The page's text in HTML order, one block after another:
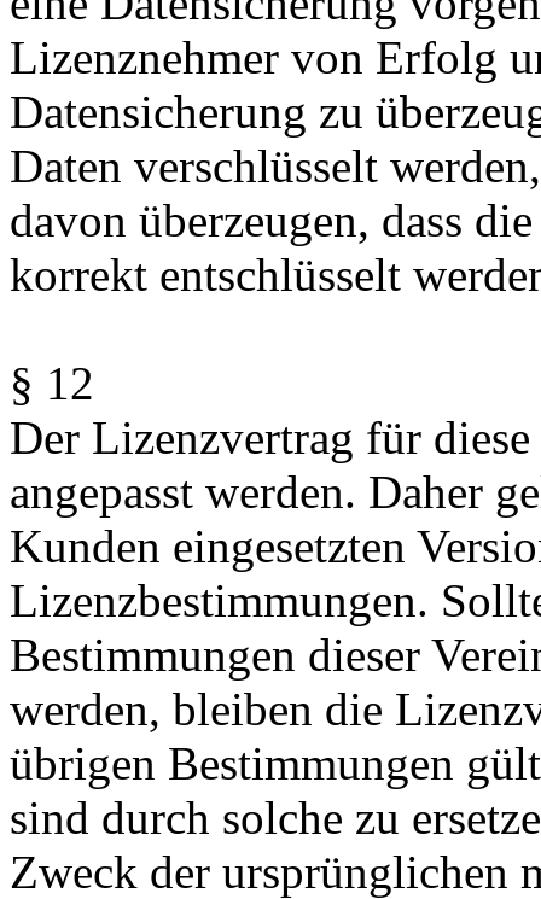
Lizenznehmer von Erfolg
Datensicherung zu
Daten verschlüsselt
davon überzeugen, dass
korrekt entschlüsselt
§ 12
Der Lizenzvertrag für
angepasst werden. Daher
Kunden eingesetzten
Lizenzbestimmungen.
Bestimmungen dieser
werden, bleiben die
übrigen Bestimmungen
sind durch solche zu
Zweck der ursprünglichen